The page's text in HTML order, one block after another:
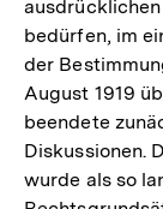
bedürfen, im
der
August 1919
beendete
Diskussionen.
wurde als so